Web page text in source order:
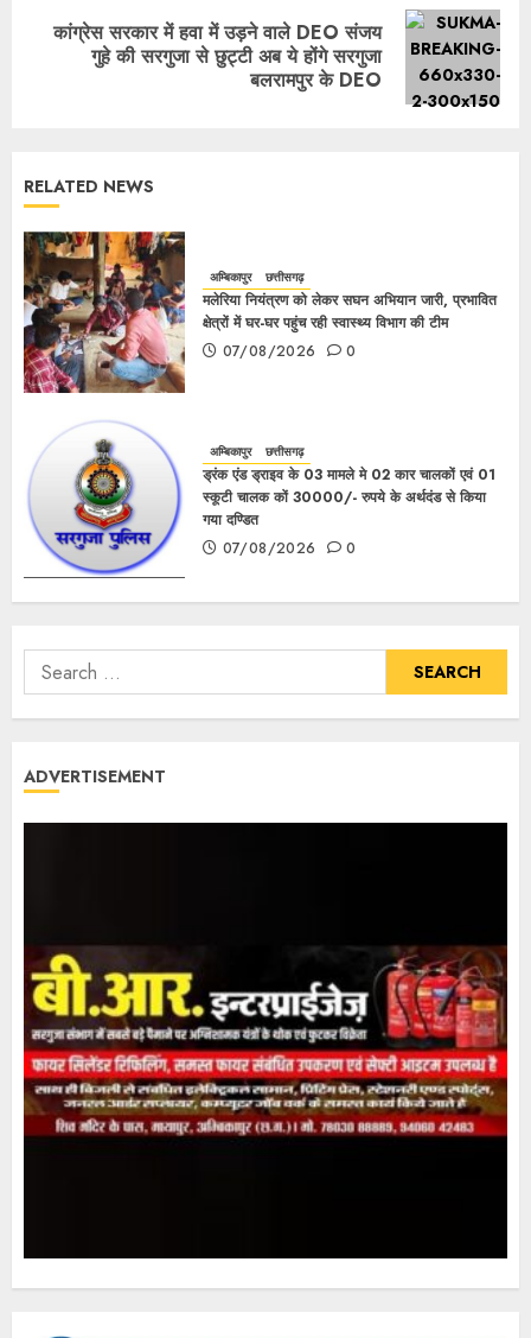
कांग्रेस सरकार में हवा में उड़ने वाले DEO संजय
गुहे की सरगुजा से छुट्टी अब ये होंगे सरगुजा
बलरामपुर के DEO
RELATED NEWS
अम्बिकापुर छत्तीसगढ़
मलेरिया नियंत्रण को लेकर सघन अभियान जारी, प्रभावित
क्षेत्रों में घर-घर पहुंच रही स्वास्थ्य विभाग की टीम
07/08/2026
0
अम्बिकापुर छत्तीसगढ़
ड्रंक एंड ड्राइव के 03 मामले मे 02 कार चालकों एवं 01
स्कूटी चालक कों 30000/- रुपये के अर्थदंड से किया
गया दण्डित
07/08/2026
0
ADVERTISEMENT